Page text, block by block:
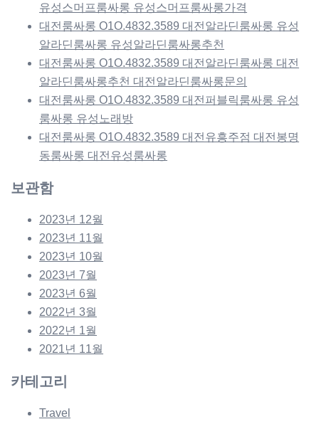
유성스머프룸싸롱 유성스머프룸싸롱가격
대전룸싸롱 O1O.4832.3589 대전알라딘룸싸롱 유성
알라딘룸싸롱 유성알라딘룸싸롱추천
대전룸싸롱 O1O.4832.3589 대전알라딘룸싸롱 대전
알라딘룸싸롱추천 대전알라딘룸싸롱문의
대전룸싸롱 O1O.4832.3589 대전퍼블릭룸싸롱 유성
룸싸롱 유성노래방
대전룸싸롱 O1O.4832.3589 대전유흥주점 대전봉명
동룸싸롱 대전유성룸싸롱
보관함
2023년 12월
2023년 11월
2023년 10월
2023년 7월
2023년 6월
2022년 3월
2022년 1월
2021년 11월
카테고리
Travel